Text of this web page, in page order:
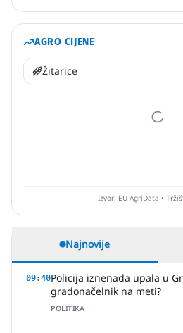
AGRO CIJENE
Žitarice
Izvor: EU AgriData •
Najnovije
09:40Policija iznenada upala u
gradonačelnik na meti?
POLITIKA